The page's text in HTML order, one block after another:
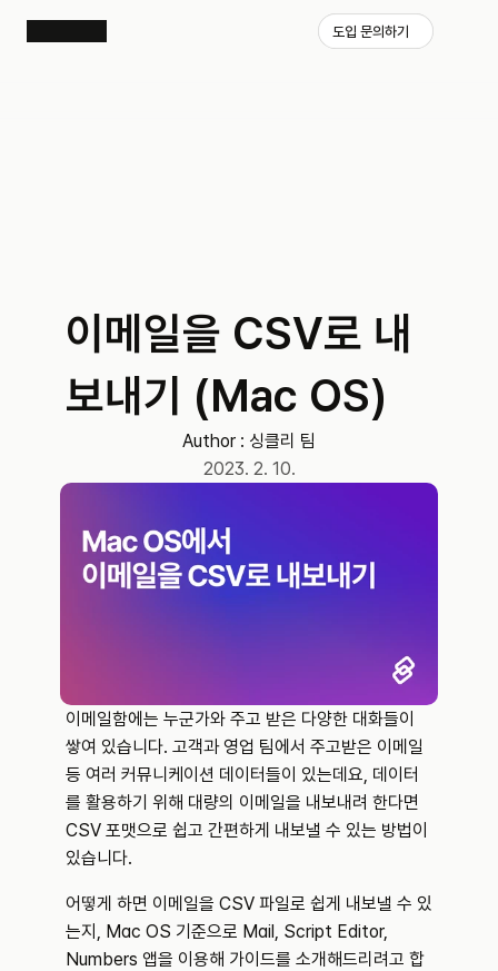
도입 문의하기
이메일을 CSV로 내
보내기 (Mac OS)
Author : 싱클리 팀
2023. 2. 10.
이메일함에는 누군가와 주고 받은 다양한 대화들이
쌓여 있습니다. 고객과 영업 팀에서 주고받은 이메일
등 여러 커뮤니케이션 데이터들이 있는데요, 데이터
를 활용하기 위해 대량의 이메일을 내보내려 한다면
CSV 포맷으로 쉽고 간편하게 내보낼 수 있는 방법이
있습니다.
어떻게 하면 이메일을 CSV 파일로 쉽게 내보낼 수 있
는지, Mac OS 기준으로 Mail, Script Editor,
Numbers 앱을 이용해 가이드를 소개해드리려고 합